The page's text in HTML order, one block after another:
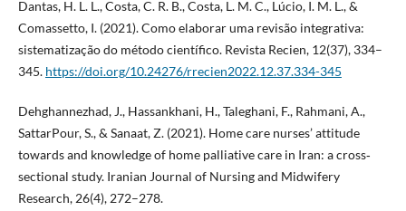
Dantas, H. L. L., Costa, C. R. B., Costa, L. M. C., Lúcio, I. M. L., &
Comassetto, I. (2021). Como elaborar uma revisão integrativa:
sistematização do método científico. Revista Recien, 12(37), 334–
345. https://doi.org/10.24276/rrecien2022.12.37.334-345
Dehghannezhad, J., Hassankhani, H., Taleghani, F., Rahmani, A.,
SattarPour, S., & Sanaat, Z. (2021). Home care nurses’ attitude
towards and knowledge of home palliative care in Iran: a cross‐
sectional study. Iranian Journal of Nursing and Midwifery
Research, 26(4), 272–278.